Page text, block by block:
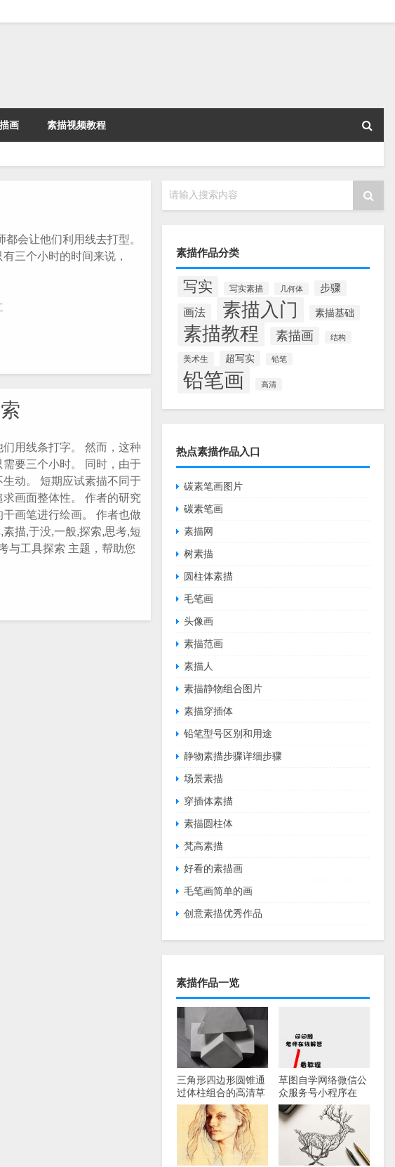
画 素描视频教程
会让他们利用线去打型。
三个小时的时间来说，
用线条打字。 然而，这种
要三个小时。 同时，由于
动。 短期应试素描不同于
画面整体性。 作者的研究
画笔进行绘画。 作者也做
描,于没,一般,探索,思考,短
与工具探索 主题，帮助您
请输入搜索内容
素描作品分类
写实 写实素描 几何体 步骤
画法 素描入门 素描基础
素描教程 素描画 结构
美术生 超写实 铅笔
铅笔画 高清
热点素描作品入口
碳素笔画图片
碳素笔画
素描网
树素描
圆柱体素描
毛笔画
头像画
素描范画
素描人
素描静物组合图片
素描穿插体
铅笔型号区别和用途
静物素描步骤详细步骤
场景素描
穿插体素描
素描圆柱体
梵高素描
好看的素描画
毛笔画简单的画
创意素描优秀作品
素描作品一览
三角形四边形圆锥通
过体柱组合的高清草
图照片
草图自学网络微信公
众服务号小程序在
线！